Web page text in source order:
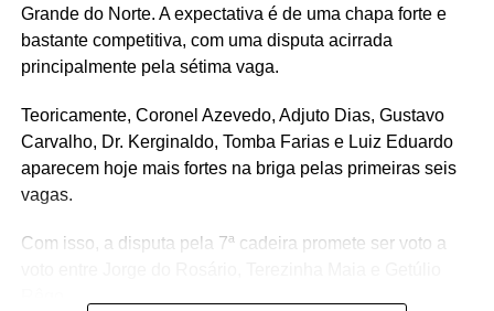
Grande do Norte. A expectativa é de uma chapa forte e
bastante competitiva, com uma disputa acirrada
principalmente pela sétima vaga.
Teoricamente, Coronel Azevedo, Adjuto Dias, Gustavo
Carvalho, Dr. Kerginaldo, Tomba Farias e Luiz Eduardo
aparecem hoje mais fortes na briga pelas primeiras seis
vagas.
Com isso, a disputa pela 7ª cadeira promete ser voto a